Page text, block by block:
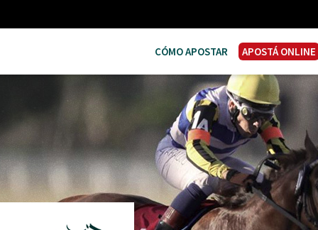
CÓMO APOSTAR APOSTÁ ONLINE